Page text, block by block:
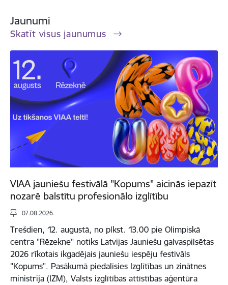
Jaunumi
Skatīt visus jaunumus
VIAA jauniešu festivālā "Kopums" aicinās iepazīt
nozarē balstītu profesionālo izglītību
07.08.2026.
Trešdien, 12. augustā, no plkst. 13.00 pie Olimpiskā
centra "Rēzekne" notiks Latvijas Jauniešu galvaspilsētas
2026 rīkotais ikgadējais jauniešu iespēju festivāls
"Kopums". Pasākumā piedalīsies Izglītības un zinātnes
ministrija (IZM), Valsts izglītības attīstības aģentūra